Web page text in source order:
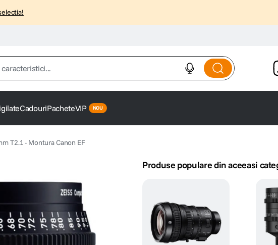
CadouriPacheteVIP
T2.1 - Montura Canon EF
Produse populare din aceeasi